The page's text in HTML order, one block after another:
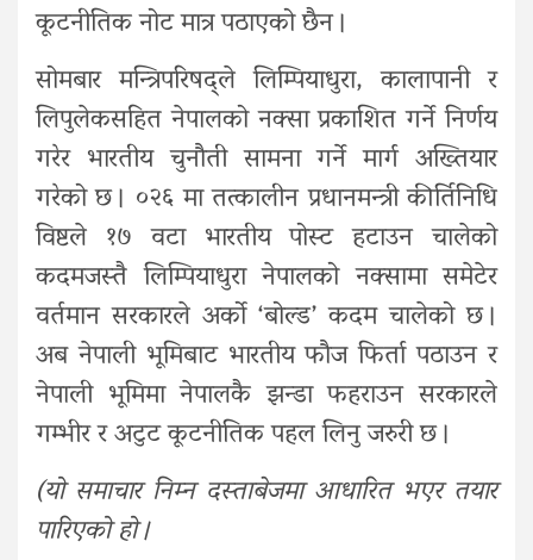
कूटनीतिक नोट मात्र पठाएको छैन ।
सोमबार मन्त्रिपरिषद्ले लिम्पियाधुरा, कालापानी र
लिपुलेकसहित नेपालको नक्सा प्रकाशित गर्ने निर्णय
गरेर भारतीय चुनौती सामना गर्ने मार्ग अख्तियार
गरेको छ । ०२६ मा तत्कालीन प्रधानमन्त्री कीर्तिनिधि
विष्टले १७ वटा भारतीय पोस्ट हटाउन चालेको
कदमजस्तै लिम्पियाधुरा नेपालको नक्सामा समेटेर
वर्तमान सरकारले अर्को ‘बोल्ड’ कदम चालेको छ ।
अब नेपाली भूमिबाट भारतीय फौज फिर्ता पठाउन र
नेपाली भूमिमा नेपालकै झन्डा फहराउन सरकारले
गम्भीर र अटुट कूटनीतिक पहल लिनु जरुरी छ ।
(यो समाचार निम्न दस्ताबेजमा आधारित भएर तयार
पारिएको हो ।